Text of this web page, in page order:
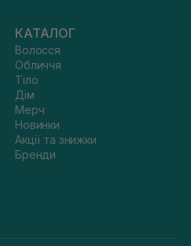
КАТАЛОГ
Волосся
Обличчя
Тіло
Дім
Мерч
Новинки
Акції та знижки
Бренди